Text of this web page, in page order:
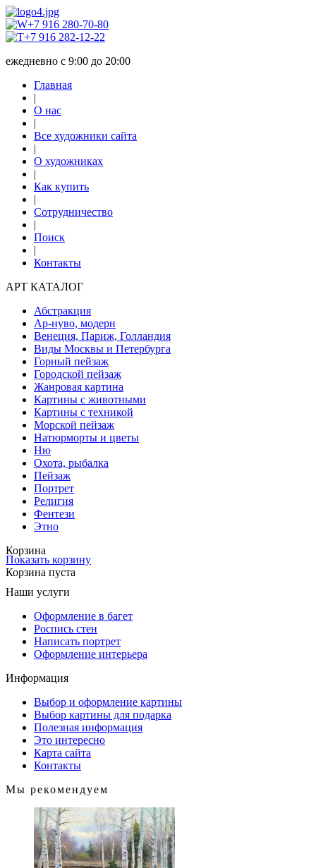
+7 916 280-70-80
+7 916 282-12-22
ежедневно с 9:00 до 20:00
Главная
|
О нас
|
Все художники сайта
|
О художниках
|
Как купить
|
Сотрудничество
|
Поиск
|
Контакты
АРТ КАТАЛОГ
Абстракция
Ар-нуво, модерн
Венеция, Париж, Голландия
Виды Москвы и Петербурга
Горный пейзаж
Городской пейзаж
Жанровая картина
Картины с животными
Картины с техникой
Морской пейзаж
Натюрморты и цветы
Ню
Охота, рыбалка
Пейзаж
Портрет
Религия
Фентези
Этно
Корзина
Показать корзину
Корзина пуста
Наши услуги
Оформление в багет
Роспись стен
Написать портрет
Оформление интерьера
Информация
Выбор и оформление картины
Выбор картины для подарка
Полезная информация
Это интересно
Карта сайта
Контакты
Мы рекомендуем